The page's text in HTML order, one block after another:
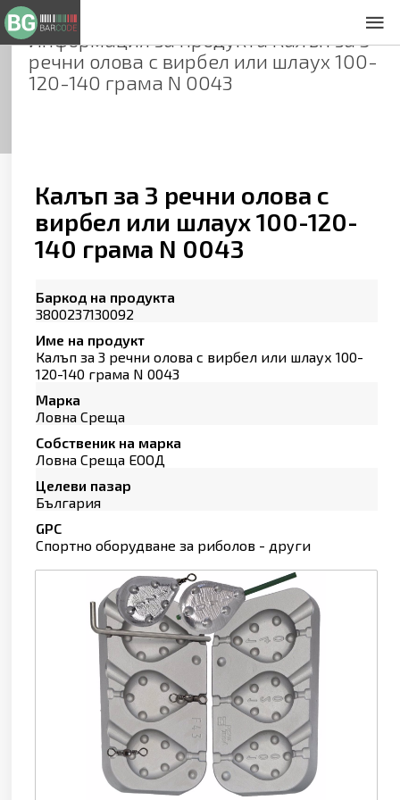
Информация за продуктаКалъп за 3
речни олова с вирбел или шлаух 100-
120-140 грама N 0043
Калъп за 3 речни олова с
вирбел или шлаух 100-120-
140 грама N 0043
Баркод на продукта
3800237130092
Име на продукт
Калъп за 3 речни олова с вирбел или шлаух 100-
120-140 грама N 0043
Марка
Ловна Среща
Собственик на марка
Ловна Среща ЕООД
Целеви пазар
България
GPC
Спортно оборудване за риболов - други
Общи условия
Декларация за проверителност